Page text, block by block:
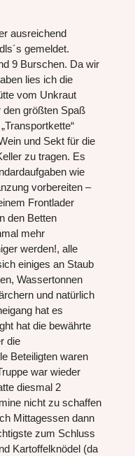
ausreichend
gemeldet.
9 Burschen. Da wir
lies ich die
vom Unkraut
den größten Spaß
und Sekt für die
zu tragen. Es
wie
vorbereiten –
Frontlader
den Betten
mehr
werden!, alle
einiges an Staub
Wassertonnen
und natürlich
hat es
hat die bewährte
die
Beteiligten waren
war wieder
diesmal 2
nicht zu schaffen
Mittagessen dann
zum Schluss
Kartoffelknödel (da